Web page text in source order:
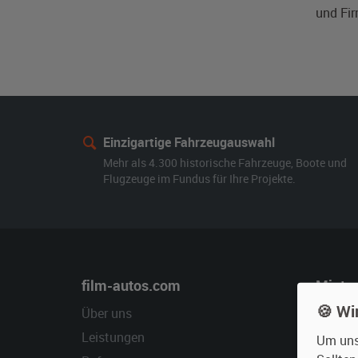
und
Einzigartige Fahrzeugauswahl
Mehr als 4.300 historische Fahrzeuge, Boote und
Flugzeuge im Fundus für Ihre Projekte.
film-autos.com
Über uns
Leistungen
🍪
Um